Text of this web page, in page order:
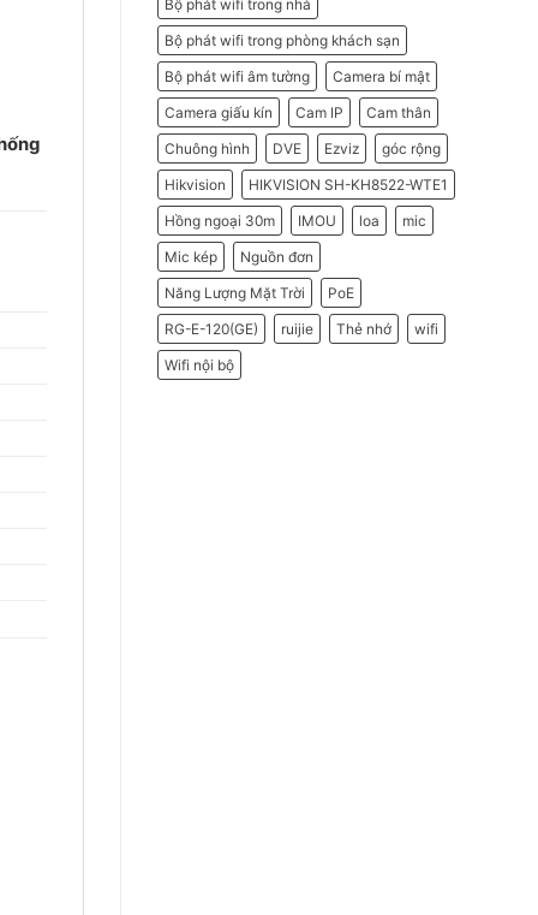
Bộ phát wifi trong nhà
Bộ phát wifi trong phòng khách sạn
Bộ phát wifi âm tường
Camera bí mật
Camera giấu kín
Cam IP
Cam thân
Chuông hình
DVE Ezviz
góc rộng
Hikvision
HIKVISION SH-KH8522-WTE1
Hồng ngoại 30m
IMOU loa
mic
Mic kép
Nguồn đơn
Năng Lượng Mặt Trời
PoE
RG-E-120(GE)
ruijie Thẻ nhớ
wifi
Wifi nội bộ